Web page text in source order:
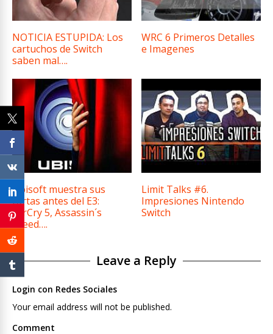
NOTICIA ESTUPIDA: Los
cartuchos de Switch
saben mal….
WRC 6 Primeros Detalles
e Imagenes
Ubisoft muestra sus
cartas antes del E3:
FarCry 5, Assassin´s
Creed….
Limit Talks #6.
Impresiones Nintendo
Switch
Leave a Reply
Login con Redes Sociales
Your email address will not be published.
Comment